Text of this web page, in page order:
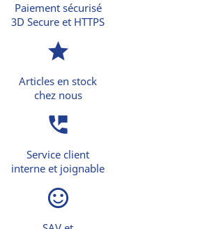
Paiement sécurisé
3D Secure et HTTPS
star
Articles en stock
chez nous
perm_phone_msg
Service client
interne et joignable
sentiment_satisfied_alt